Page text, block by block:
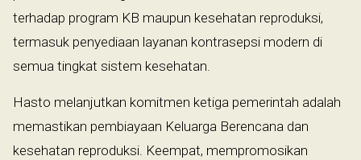
terhadap program KB maupun kesehatan reproduksi,
termasuk penyediaan layanan kontrasepsi modern di
semua tingkat sistem kesehatan.
Hasto melanjutkan komitmen ketiga pemerintah adalah
memastikan pembiayaan Keluarga Berencana dan
kesehatan reproduksi. Keempat, mempromosikan